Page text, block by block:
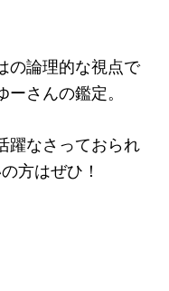
の論理的な視点で
さんの鑑定。
躍なさっておられ
方はぜひ！